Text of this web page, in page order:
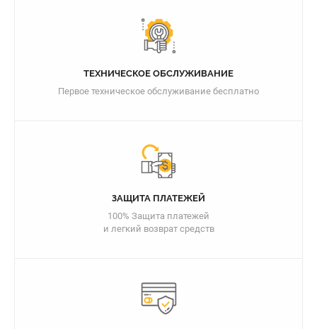
ТЕХНИЧЕСКОЕ ОБСЛУЖИВАНИЕ
Первое техническое обслуживание бесплатно
ЗАЩИТА ПЛАТЕЖЕЙ
100% Защита платежей
и легкий возврат средств